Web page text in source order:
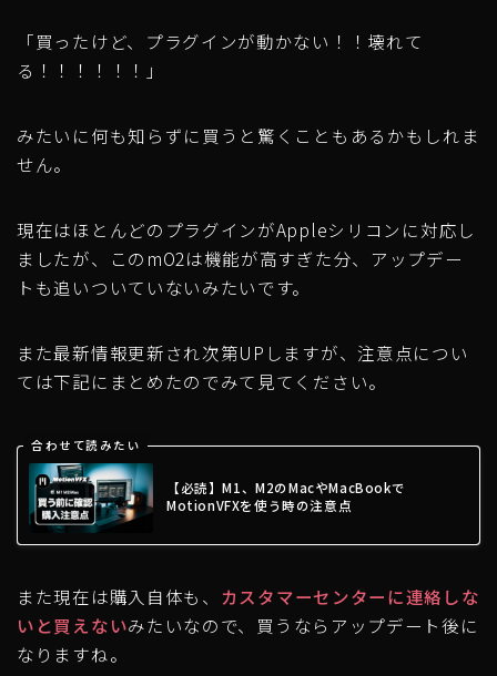
「買ったけど、プラグインが動かない！！壊れて
る！！！！！！」
みたいに何も知らずに買うと驚くこともあるかもしれま
せん。
現在はほとんどのプラグインがAppleシリコンに対応し
ましたが、このmO2は機能が高すぎた分、アップデー
トも追いついていないみたいです。
また最新情報更新され次第UPしますが、注意点につい
ては下記にまとめたのでみて見てください。
合わせて読みたい
【必読】M1、M2のMacやMacBookで
MotionVFXを使う時の注意点
また現在は購入自体も、
カスタマーセンターに連絡しな
いと買えないみたいなので、買うならアップデート後に
なりますね。